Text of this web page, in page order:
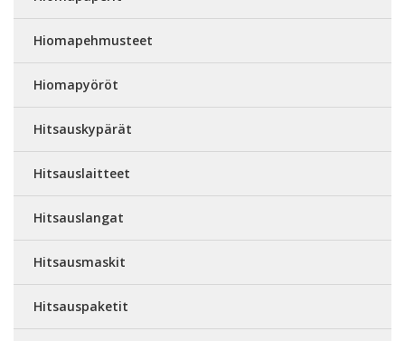
Hiomapehmusteet
Hiomapyöröt
Hitsauskypärät
Hitsauslaitteet
Hitsauslangat
Hitsausmaskit
Hitsauspaketit